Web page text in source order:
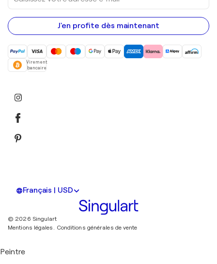
adresse
e-
mail
J'en profite dès maintenant
Virement
bancaire
Français | USD
© 2026 Singulart
Mentions légales. Conditions générales de vente
Peintre